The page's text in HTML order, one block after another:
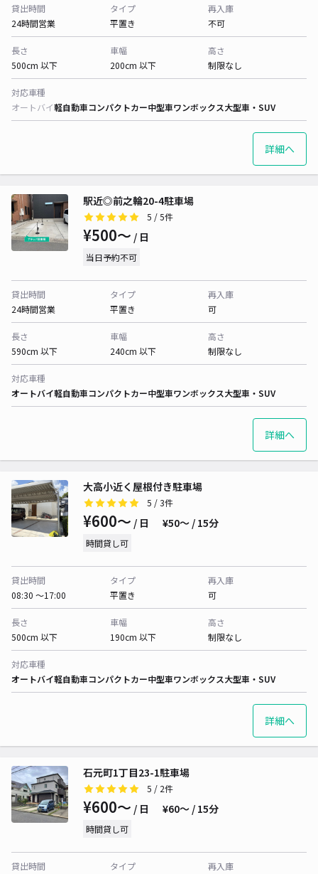
貸出時間
24時間営業
タイプ
平置き
再入庫
不可
長さ
500cm 以下
車幅
200cm 以下
高さ
制限なし
対応車種
オートバイ軽自動車コンパクトカー中型車ワンボックス大型車・SUV
詳細へ
駅近◎前之輪20-4駐車場
5 / 5件
¥500〜 / 日
当日予約不可
貸出時間
24時間営業
タイプ
平置き
再入庫
可
長さ
590cm 以下
車幅
240cm 以下
高さ
制限なし
対応車種
オートバイ軽自動車コンパクトカー中型車ワンボックス大型車・SUV
詳細へ
大高小近く屋根付き駐車場
5 / 3件
¥600〜 / 日 ¥50〜 / 15分
時間貸し可
貸出時間
08:30 〜17:00
タイプ
平置き
再入庫
可
長さ
500cm 以下
車幅
190cm 以下
高さ
制限なし
対応車種
オートバイ軽自動車コンパクトカー中型車ワンボックス大型車・SUV
詳細へ
石元町1丁目23-1駐車場
5 / 2件
¥600〜 / 日 ¥60〜 / 15分
時間貸し可
貸出時間
タイプ
再入庫